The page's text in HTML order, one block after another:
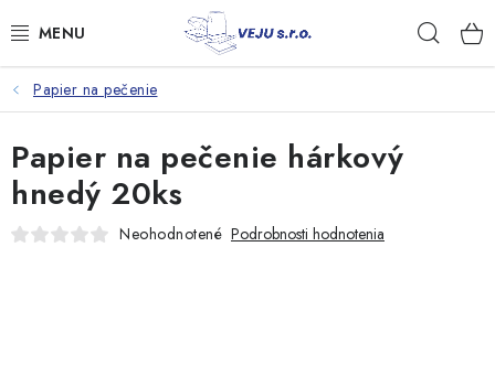
na
TAŠKY A VRECKÁ
FÓLIE, PAPIER, RUKAVICE
JEDNORÁZOVÝ RIAD
Papier na pečenie
Papier na pečenie hárkový
hnedý 20ks
Neohodnotené Podrobnosti hodnotenia